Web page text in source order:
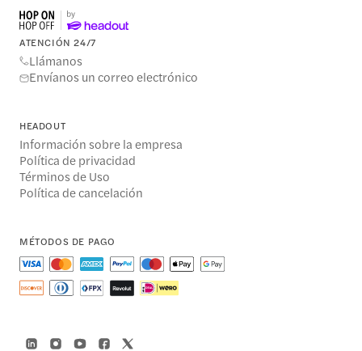
ATENCIÓN 24/7
Llámanos
Envíanos un correo electrónico
HEADOUT
Información sobre la empresa
Política de privacidad
Términos de Uso
Política de cancelación
MÉTODOS DE PAGO